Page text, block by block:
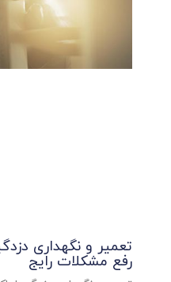
تعمیر و نگهداری
رفع مشکلات رایج